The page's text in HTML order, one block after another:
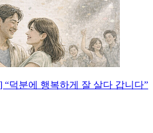
“덕분에 행복하게 잘 살다 갑니다”